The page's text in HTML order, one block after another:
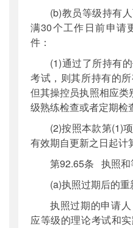
(b)教员等级持有
满30个工作日前申请
件：
(1)通过了所持有
考试，则其所持有的
但其操控员执照相应
级熟练检查或者定期检
(2)按照本款第(1)
有效期自更新之日起计
第92.65条 执照和
(a)执照过期后的重
执照过期的申请
应等级的理论考试和